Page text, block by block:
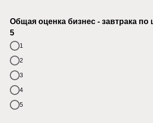
Общая оценка бизнес - завтрака по
5
1
2
3
4
5